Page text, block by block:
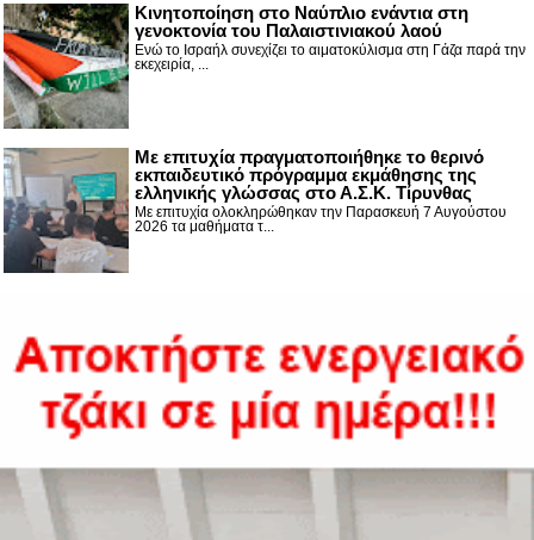
Κινητοποίηση στο Ναύπλιο ενάντια στη
γενοκτονία του Παλαιστινιακού λαού
Ενώ το Ισραήλ συνεχίζει το αιματοκύλισμα στη Γάζα παρά την
εκεχειρία, ...
Με επιτυχία πραγματοποιήθηκε το θερινό
εκπαιδευτικό πρόγραμμα εκμάθησης της
ελληνικής γλώσσας στο Α.Σ.Κ. Τίρυνθας
Με επιτυχία ολοκληρώθηκαν την Παρασκευή 7 Αυγούστου
2026 τα μαθήματα τ...